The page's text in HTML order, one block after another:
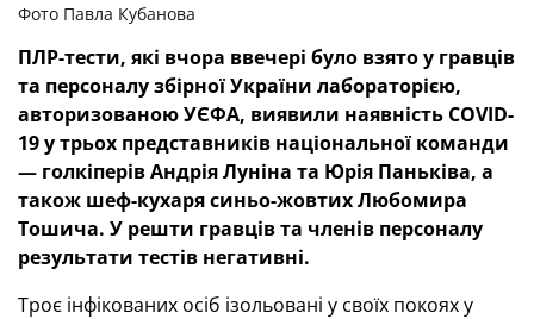
Фото Павла Кубанова
ПЛР-тести, які вчора ввечері було взято у гравців
та персоналу збірної України лабораторією,
авторизованою УЄФА, виявили наявність COVID-
19 у трьох представників національної команди
— голкіперів Андрія Луніна та Юрія Паньківа, а
також шеф-кухаря синьо-жовтих Любомира
Тошича. У решти гравців та членів персоналу
результати тестів негативні.
Троє інфікованих осіб ізольовані у своїх покоях у